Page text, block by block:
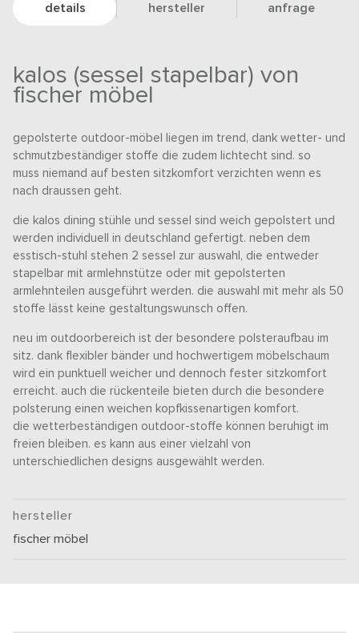
details hersteller anfrage
kalos (sessel stapelbar) von
fischer möbel
gepolsterte outdoor-möbel liegen im trend, dank wetter- und
schmutzbeständiger stoffe die zudem lichtecht sind. so
muss niemand auf besten sitzkomfort verzichten wenn es
nach draussen geht.
die kalos dining stühle und sessel sind weich gepolstert und
werden individuell in deutschland gefertigt. neben dem
esstisch-stuhl stehen 2 sessel zur auswahl, die entweder
stapelbar mit armlehnstütze oder mit gepolsterten
armlehnteilen ausgeführt werden. die auswahl mit mehr als 50
stoffe lässt keine gestaltungswunsch offen.
neu im outdoorbereich ist der besondere polsteraufbau im
sitz. dank flexibler bänder und hochwertigem möbelschaum
wird ein punktuell weicher und dennoch fester sitzkomfort
erreicht. auch die rückenteile bieten durch die besondere
polsterung einen weichen kopfkissenartigen komfort. ​
die wetterbeständigen outdoor-stoffe können beruhigt im
freien bleiben. es kann aus einer vielzahl von
unterschiedlichen designs ausgewählt werden.
hersteller
fischer möbel